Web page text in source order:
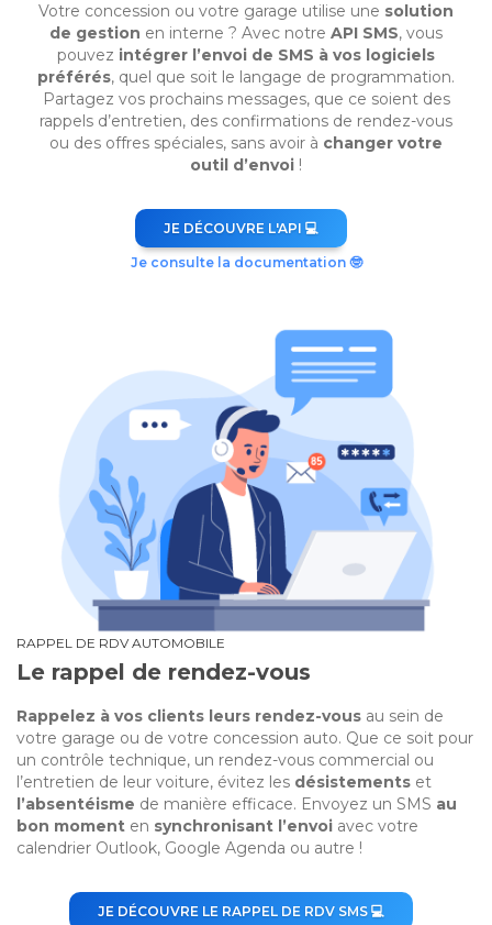
Votre concession ou votre garage utilise une solution
de gestion en interne ? Avec notre API SMS, vous
pouvez intégrer l’envoi de SMS à vos logiciels
préférés, quel que soit le langage de programmation.
Partagez vos prochains messages, que ce soient des
rappels d’entretien, des confirmations de rendez-vous
ou des offres spéciales, sans avoir à changer votre
outil d’envoi !
JE DÉCOUVRE L'API 💻
Je consulte la documentation 🤓
RAPPEL DE RDV AUTOMOBILE
Le rappel de rendez-vous
Rappelez à vos clients leurs rendez-vous au sein de
votre garage ou de votre concession auto. Que ce soit pour
un contrôle technique, un rendez-vous commercial ou
l’entretien de leur voiture, évitez les désistements et
l’absentéisme de manière efficace. Envoyez un SMS au
bon moment en synchronisant l’envoi avec votre
calendrier Outlook, Google Agenda ou autre !
JE DÉCOUVRE LE RAPPEL DE RDV SMS 💻